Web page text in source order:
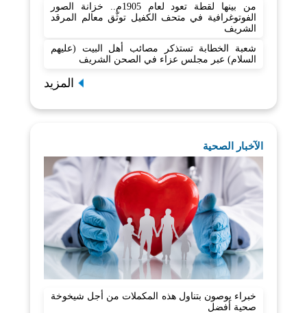
من بينها لقطة تعود لعام 1905م.. خزانة الصور
الفوتوغرافية في متحف الكفيل توثّق معالم المرقد
الشريف
شعبة الخطابة تستذكر مصائب أهل البيت (عليهم
السلام) عبر مجلس عزاء في الصحن الشريف
المزيد
الآخبار الصحية
خبراء يوصون بتناول هذه المكملات من أجل شيخوخة
صحية أفضل